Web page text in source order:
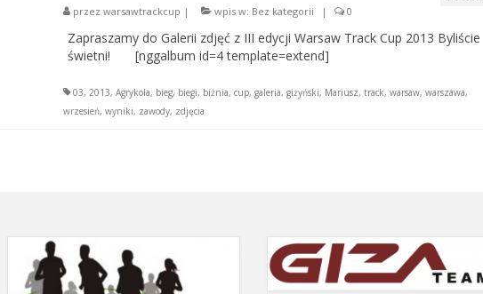
przez warsawtrackcup | wpis w: Bez kategorii | 0
Zapraszamy do Galerii zdjęć z III edycji Warsaw Track Cup 2013 Byliście
świetni! [nggalbum id=4 template=extend]
03, 2013, Agrykola, bieg, biegi, biżnia, cup, galeria, giżyński, Mariusz, track, warsaw, warszawa,
wrzesień, wyniki, zawody, zdjęcia